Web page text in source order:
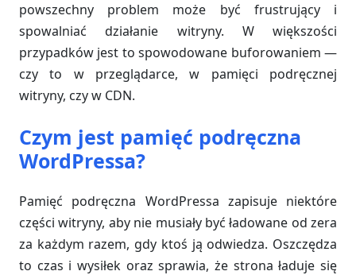
powszechny problem może być frustrujący i
spowalniać działanie witryny. W większości
przypadków jest to spowodowane buforowaniem —
czy to w przeglądarce, w pamięci podręcznej
witryny, czy w CDN.
Czym jest pamięć podręczna
WordPressa?
Pamięć podręczna WordPressa zapisuje niektóre
części witryny, aby nie musiały być ładowane od zera
za każdym razem, gdy ktoś ją odwiedza. Oszczędza
to czas i wysiłek oraz sprawia, że strona ładuje się